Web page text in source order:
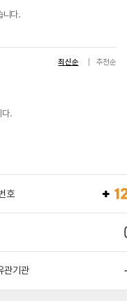
니다.
최신순 추천순
다.
호
관기관